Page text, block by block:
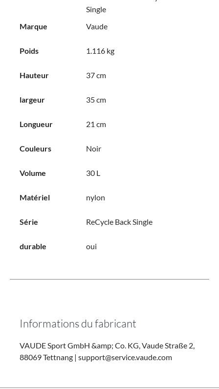
Single
Marque
Vaude
Poids 1.116 kg
Hauteur 37 cm
largeur 35 cm
Longueur 21 cm
Couleurs Noir
Volume 30 L
Matériel nylon
Série ReCycle Back Single
durable oui
Informations du fabricant
VAUDE Sport GmbH &amp; Co. KG, Vaude Straße 2,
88069 Tettnang | support@service.vaude.com